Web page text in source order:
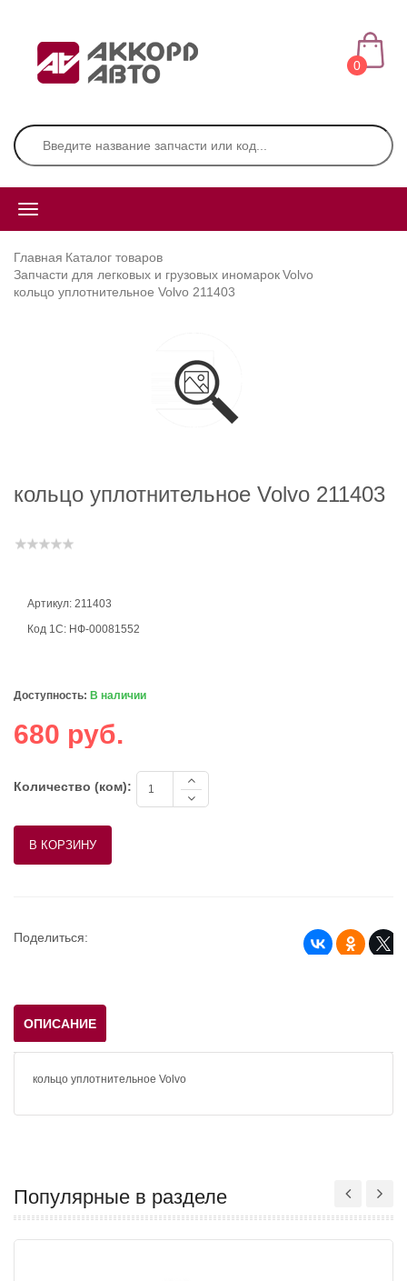
0
Главная Каталог товаров
Запчасти для легковых и грузовых иномарокVolvo
кольцо уплотнительное Volvo 211403
кольцо уплотнительное Volvo 211403
Артикул: 211403
Код 1С: НФ-00081552
Доступность: В наличии
680 руб.
Количество (ком):
Поделиться:
ОПИСАНИЕ
кольцо уплотнительное Volvo
Популярные в разделе